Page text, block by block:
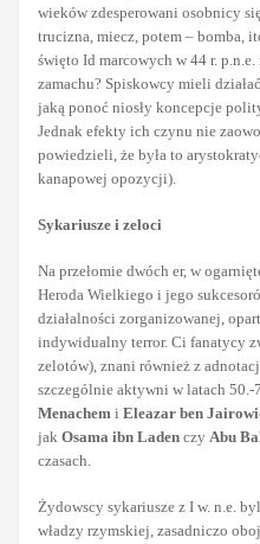
wieków zdesperowani osobnicy
trucizna, miecz, potem – bomba,
święto Id marcowych w 44 r.
zamachu? Spiskowcy mieli
jaką ponoć niosły koncepcje
Jednak efekty ich czynu nie
powiedzieli, że była to
kanapowej opozycji).
Sykariusze i zeloci
Na przełomie dwóch er, w
Heroda Wielkiego i jego
działalności zorganizowanej,
indywidualny terror. Ci fanatycy
zelotów), znani również z
szczególnie aktywni w latach
Menachem i Eleazar ben
jak Osama ibn Laden czy Abu
czasach.
Żydowscy sykariusze z I w. n.e.
władzy rzymskiej, zasadniczo